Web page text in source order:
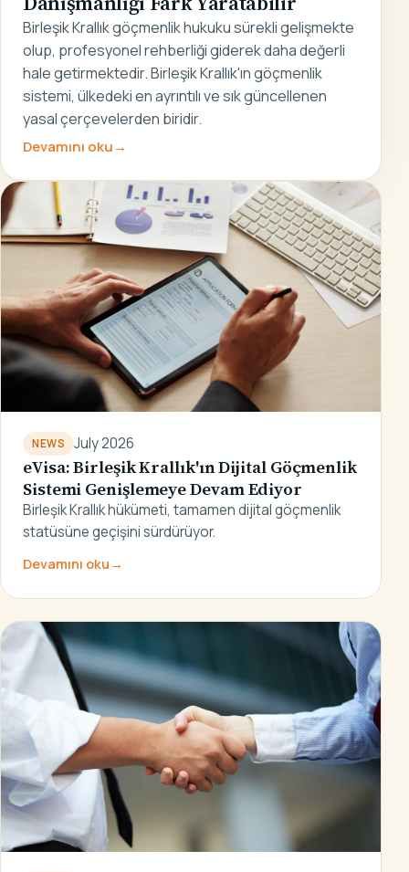
Birleşik Krallık göçmenlik hukuku sürekli gelişmekte
olup, profesyonel rehberliği giderek daha değerli
hale getirmektedir. Birleşik Krallık'ın göçmenlik
sistemi, ülkedeki en ayrıntılı ve sık güncellenen
yasal çerçevelerden biridir.
Devamını oku→
NEWS July 2026
eVisa: Birleşik Krallık'ın Dijital Göçmenlik
Sistemi Genişlemeye Devam Ediyor
Birleşik Krallık hükümeti, tamamen dijital göçmenlik
statüsüne geçişini sürdürüyor.
Devamını oku →